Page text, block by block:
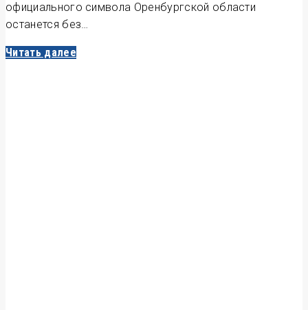
официального символа Оренбургской области
останется без…
Читать далее